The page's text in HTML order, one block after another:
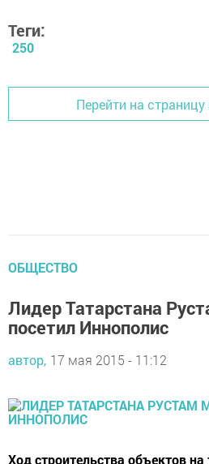
Теги:
250
Перейти на страницу
ОБЩЕСТВО
Лидер Татарстана
посетил Иннополис
автор, 17 мая 2015 - 11:12
Ход строительства объектов на